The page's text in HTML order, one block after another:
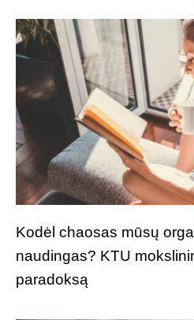
Kodėl chaosas mūsų
naudingas? KTU
paradoksą